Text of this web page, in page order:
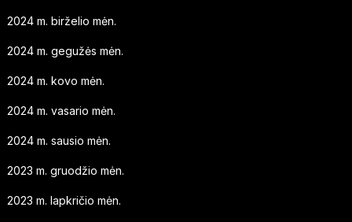
2024 m. birželio mėn.
2024 m. gegužės mėn.
2024 m. kovo mėn.
2024 m. vasario mėn.
2024 m. sausio mėn.
2023 m. gruodžio mėn.
2023 m. lapkričio mėn.